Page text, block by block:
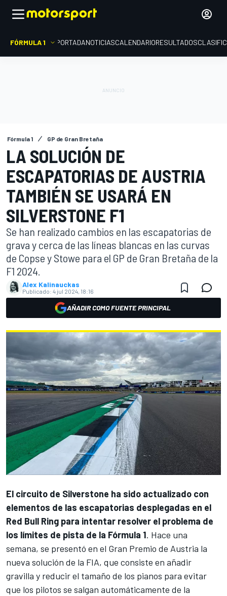
FÓRMULA 1 PORTADANOTICIASCALENDARIORESULTADOS
Fórmula 1 GP de Gran Bretaña
LA SOLUCIÓN DE
ESCAPATORIAS DE AUSTRIA
TAMBIÉN SE USARÁ EN
SILVERSTONE F1
Se han realizado cambios en las escapatorias de
grava y cerca de las líneas blancas en las curvas
de Copse y Stowe para el GP de Gran Bretaña de la
F1 2024.
Alex Kalinauckas
Publicado: 4 jul 2024, 18:16
AÑADIR COMO FUENTE PRINCIPAL
El circuito de Silverstone ha sido actualizado con
elementos de las escapatorias desplegadas en el
Red Bull Ring para intentar resolver el problema de
los límites de pista de la Fórmula 1. Hace una
semana, se presentó en el Gran Premio de Austria la
nueva solución de la FIA, que consiste en añadir
gravilla y reducir el tamaño de los pianos para evitar
que los pilotos se salgan automáticamente de la